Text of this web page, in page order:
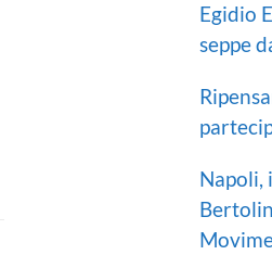
Egidio
seppe
Napoli,